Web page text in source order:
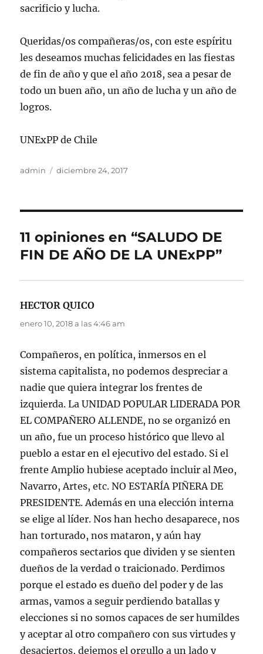
sacrificio y lucha.
Queridas/os compañeras/os, con este espíritu
les deseamos muchas felicidades en las fiestas
de fin de año y que el año 2018, sea a pesar de
todo un buen año, un año de lucha y un año de
logros.
UNExPP de Chile
Autor
admin
Publicado
diciembre 24, 2017
11 opiniones en “SALUDO DE
FIN DE AÑO DE LA UNExPP”
HECTOR QUICO
enero 10, 2018 a las 4:46 am
Compañeros, en política, inmersos en el
sistema capitalista, no podemos despreciar a
nadie que quiera integrar los frentes de
izquierda. La UNIDAD POPULAR LIDERADA POR
EL COMPAÑERO ALLENDE, no se organizó en
un año, fue un proceso histórico que llevo al
pueblo a estar en el ejecutivo del estado. Si el
frente Amplio hubiese aceptado incluir al Meo,
Navarro, Artes, etc. NO ESTARÍA PIÑERA DE
PRESIDENTE. Además en una elección interna
se elige al líder. Nos han hecho desaparece, nos
han torturado, nos mataron, y aún hay
compañeros sectarios que dividen y se sienten
dueños de la verdad o traicionado. Perdimos
porque el estado es dueño del poder y de las
armas, vamos a seguir perdiendo batallas y
elecciones si no somos capaces de ser humildes
y aceptar al otro compañero con sus virtudes y
desaciertos, dejemos el orgullo a un lado y